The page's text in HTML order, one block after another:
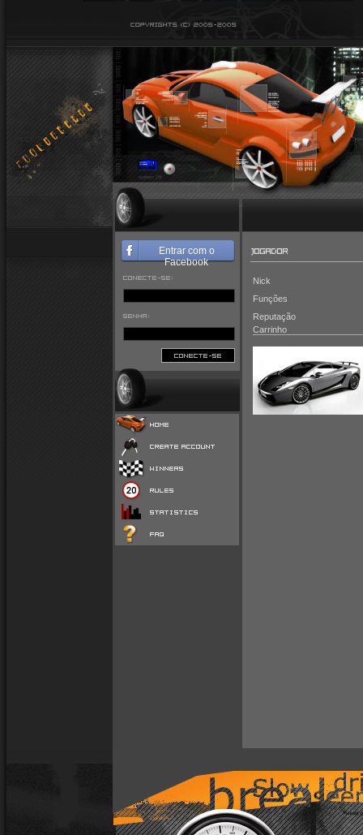
Entrar com o
Facebook
CONECTE-SE:
SENHA:
CONECTE-SE
JOGADOR
Nick
Funções
Reputação
Carrinho